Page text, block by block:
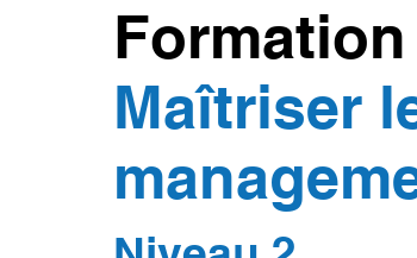
Formation
Maîtriser